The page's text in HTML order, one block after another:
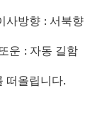
사방향 : 서북향
운 : 자동 길함
떠올립니다.